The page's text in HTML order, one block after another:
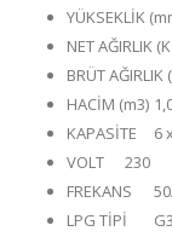
YÜKSEKLİK
NET AĞIRLIK
BRÜT AĞIRLIK
HACİM (m3)
KAPASİTE
6
VOLT
230
FREKANS
LPG TİPİ